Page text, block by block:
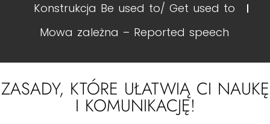
Konstrukcja Be used to/ Get used to
Mowa zależna – Reported speech
ZASADY, KTÓRE UŁATWIĄ CI NAUKĘ
I KOMUNIKACJĘ!